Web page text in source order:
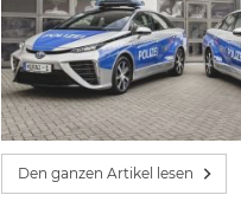
Den ganzen Artikel lesen